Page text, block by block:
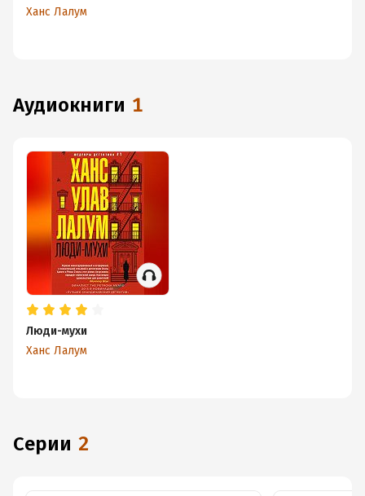
Ханс Лалум
аудиокниги 1
Люди-мухи
Ханс Лалум
Серии 2